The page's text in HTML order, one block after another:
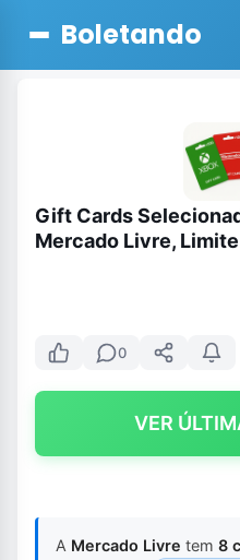
Boletando
Gift Cards
Mercado Livre,
0
VER
A Mercado Livre tem 8